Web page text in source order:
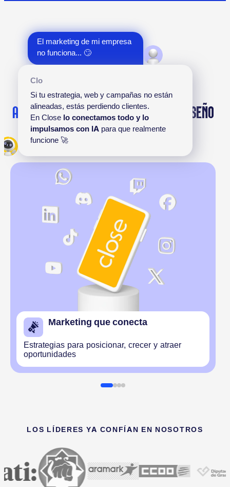
El marketing de mi empresa
no funciona... 🙄
Clo
Si tu estrategia, web y campañas no están
alineadas, estás perdiendo clientes.
En Close lo conectamos todo y lo
impulsamos con IA para que realmente
funcione 🚀
AGENCIA DE MARKETING DIGITAL CON DISEÑO
Marketing que conecta
Estrategias para posicionar, crecer y atraer
oportunidades
LOS LÍDERES YA CONFÍAN EN NOSOTROS